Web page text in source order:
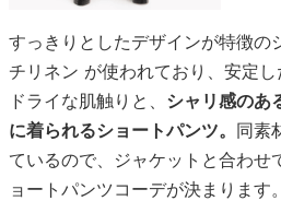
すっきりとしたデザインが特徴の
チリネン が使われており、安定し
ドライな肌触りと、 シャリ感のあ
に着られるショートパンツ。 同素
ているので、ジャケットと合わせ
ョートパンツコーデが決まります。